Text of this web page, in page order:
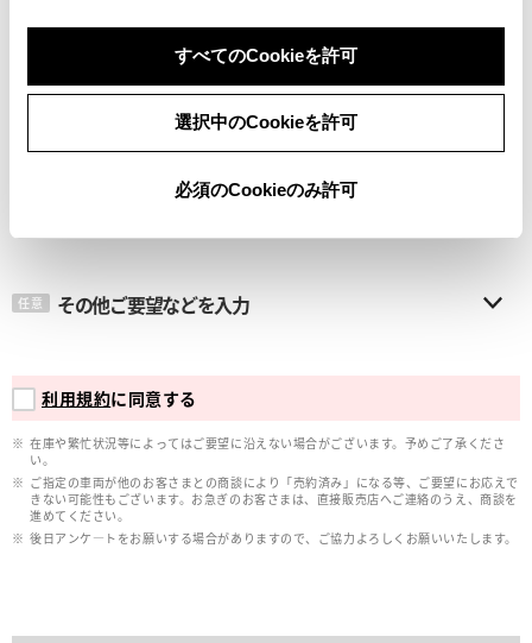
すべてのCookieを許可
選択中のCookieを許可
必須のCookieのみ許可
メールアドレス
任意 その他ご要望などを入力
利用規約に同意する
在庫や繁忙状況等によってはご要望に沿えない場合がございます。予めご了承くださ
い。
ご指定の車両が他のお客さまとの商談により「売約済み」になる等、ご要望にお応えで
きない可能性もございます。お急ぎのお客さまは、直接販売店へご連絡のうえ、商談を
進めてください。
後日アンケ―トをお願いする場合がありますので、ご協力よろしくお願いいたします。